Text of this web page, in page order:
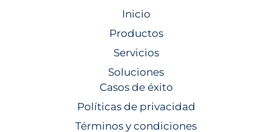
Inicio
Productos
Servicios
Soluciones
Casos de éxito
Políticas de privacidad
Términos y condiciones